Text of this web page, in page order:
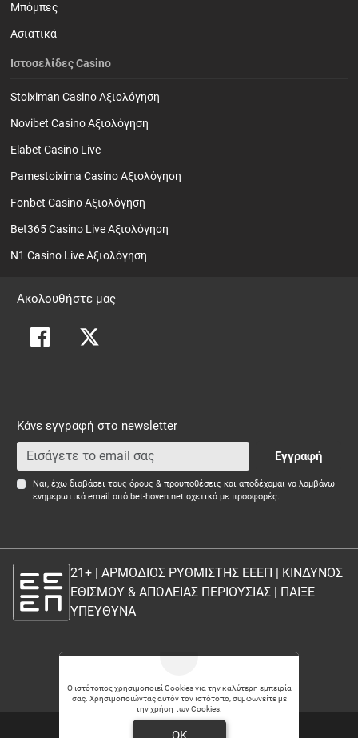
Ο ιστότοπος χρησιμοποιεί Cookies για την καλύτερη εμπειρία
σας. Χρησιμοποιώντας αυτόν τον ιστότοπο, συμφωνείτε με
την χρήση των Cookies.
Mπόμπες
Ασιατικά
Ιστοσελίδες Casino
Stoiximan Casino Αξιολόγηση
Novibet Casino Αξιολόγηση
Elabet Casino Live
Pamestoixima Casino Αξιολόγηση
Fonbet Casino Αξιολόγηση
Bet365 Casino Live Αξιολόγηση
N1 Casino Live Αξιολόγηση
Ακολουθήστε μας
Κάνε εγγραφή στο newsletter
Εγγραφή
Ναι, έχω διαβάσει τους όρους & προυποθέσεις και αποδέχομαι να λαμβάνω
ενημερωτικά email από bet-hoven.net σχετικά με προσφορές.
21+ | ΑΡΜΟΔΙΟΣ ΡΥΘΜΙΣΤΗΣ ΕΕΕΠ | ΚΙΝΔΥΝΟΣ
ΕΘΙΣΜΟΥ & ΑΠΩΛΕΙΑΣ ΠΕΡΙΟΥΣΙΑΣ | ΠΑΙΞΕ
ΥΠΕΥΘΥΝΑ
21+
Θέσεις εργασίας